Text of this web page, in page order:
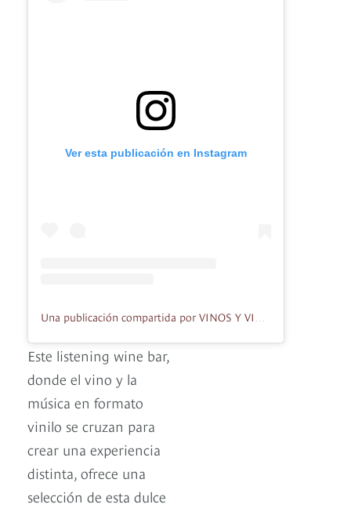
Ver esta publicación en Instagram
Este listening wine bar,
donde el vino y la
música en formato
vinilo se cruzan para
crear una experiencia
distinta, ofrece una
selección de esta dulce